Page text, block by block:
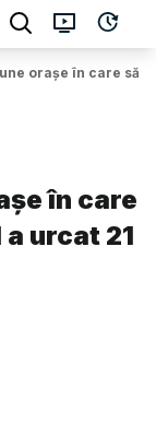
orașe în care să
în care
urcat 21